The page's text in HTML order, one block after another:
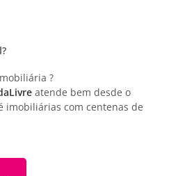
?
atende bem desde o
com centenas de